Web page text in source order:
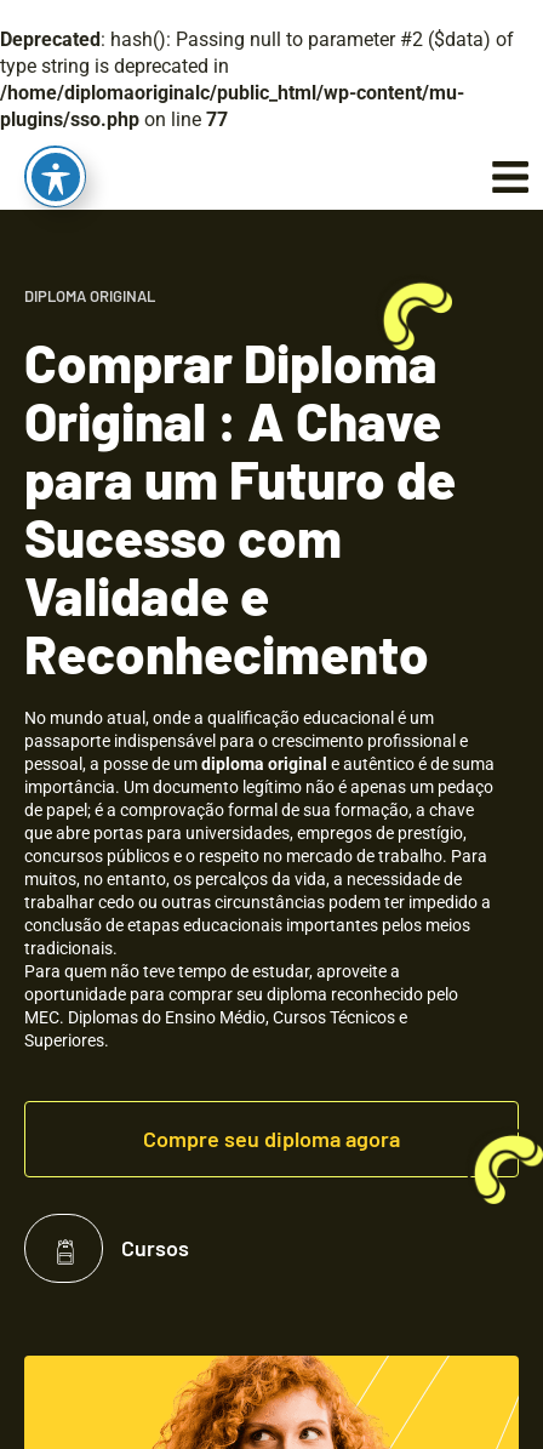
Deprecated: hash(): Passing null to parameter #2 ($data) of
type string is deprecated in
/home/diplomaoriginalc/public_html/wp-content/mu-
plugins/sso.php on line 77
DIPLOMA ORIGINAL
Comprar Diploma
Original : A Chave
para um Futuro de
Sucesso com
Validade e
Reconhecimento
No mundo atual, onde a qualificação educacional é um
passaporte indispensável para o crescimento profissional e
pessoal, a posse de umdiploma original e autêntico é de suma
importância. Um documento legítimo não é apenas um pedaço
de papel; é a comprovação formal de sua formação, a chave
que abre portas para universidades, empregos de prestígio,
concursos públicos e o respeito no mercado de trabalho. Para
muitos, no entanto, os percalços da vida, a necessidade de
trabalhar cedo ou outras circunstâncias podem ter impedido a
conclusão de etapas educacionais importantes pelos meios
tradicionais.
Para quem não teve tempo de estudar, aproveite a
oportunidade para comprar seu diploma reconhecido pelo
MEC. Diplomas do Ensino Médio, Cursos Técnicos e
Superiores.
Compre seu diploma agora
Cursos